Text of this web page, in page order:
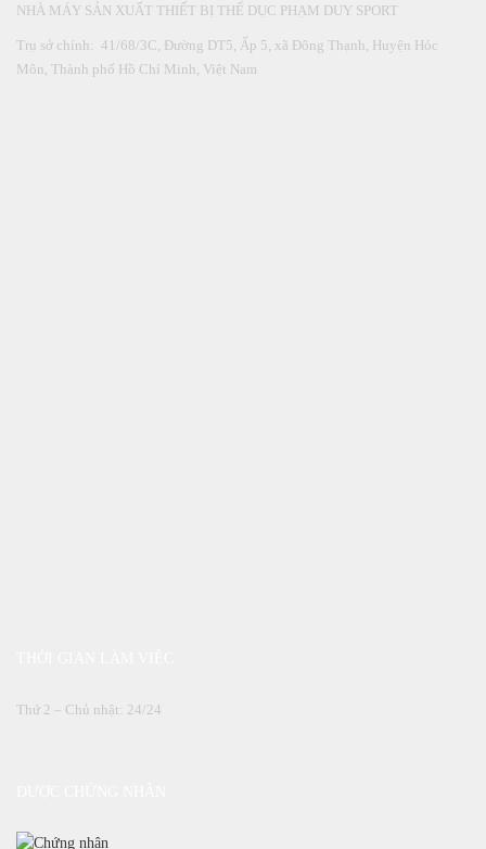
NHÀ MÁY SẢN XUẤT THIẾT BỊ THỂ DỤC PHẠM DUY SPORT
Trụ sở chính: 41/68/3C, Đường DT5, Ấp 5, xã Đông Thạnh, Huyện Hóc
Môn, Thành phố Hồ Chí Minh, Việt Nam
Thứ 2 – Chủ nhật: 24/24